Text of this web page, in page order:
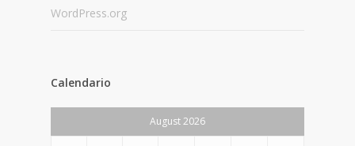
WordPress.org
Calendario
August 2026